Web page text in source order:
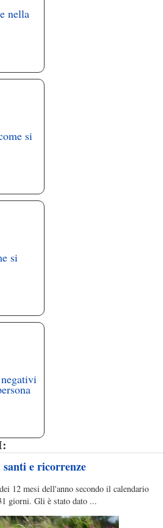
nella
si
si
e ricorrenze
12 mesi dell'anno secondo il calendario
giorni. Gli è stato dato ...